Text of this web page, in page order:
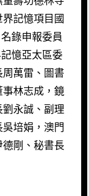
記憶項目國
錄申報委員
憶亞太區委
萬雷、圖書
林志成，鏡
永誠、副理
培娟，澳門
剛、秘書長